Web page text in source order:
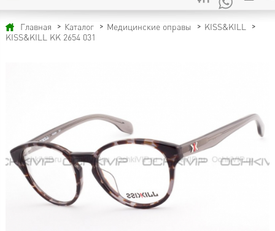
Главная Каталог Медицинские оправы
KISS&KILL
KISS&KILL KK 2654 031